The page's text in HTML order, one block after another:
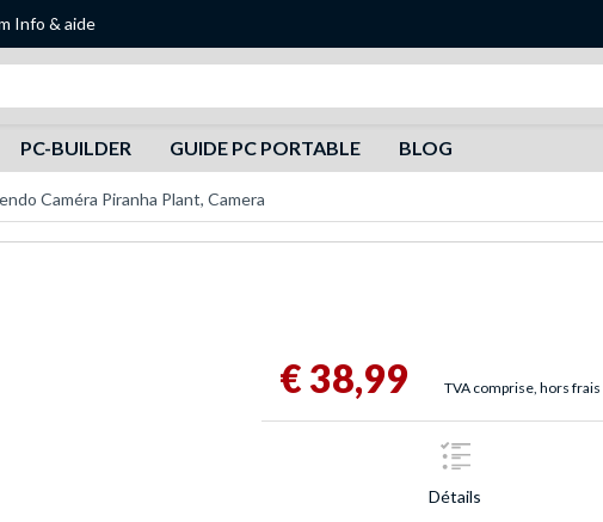
Info & aide
PC-BUILDER GUIDE PC PORTABLE BLOG
Caméra Piranha Plant, Camera
€ 38,99 TVA comprise, hors
Détails